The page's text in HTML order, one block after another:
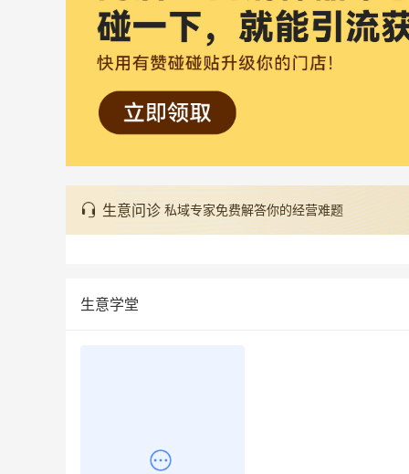
生意问诊 私域专家免费解答你的经营难题
生意学堂